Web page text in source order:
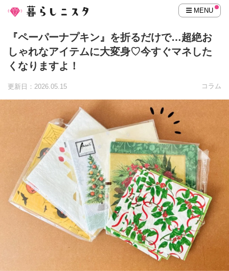
MENU
『ペーパーナプキン』を折るだけで…超絶お
しゃれなアイテムに大変身♡今すぐマネした
くなりますよ！
更新日：2026.05.15 コラム